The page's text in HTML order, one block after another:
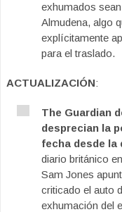
exhumados
Almudena, algo
explícitamente
para el traslado.
ACTUALIZACIÓN:
The Guardian
desprecian la
fecha desde la
diario británico
Sam Jones
criticado el auto
exhumación del